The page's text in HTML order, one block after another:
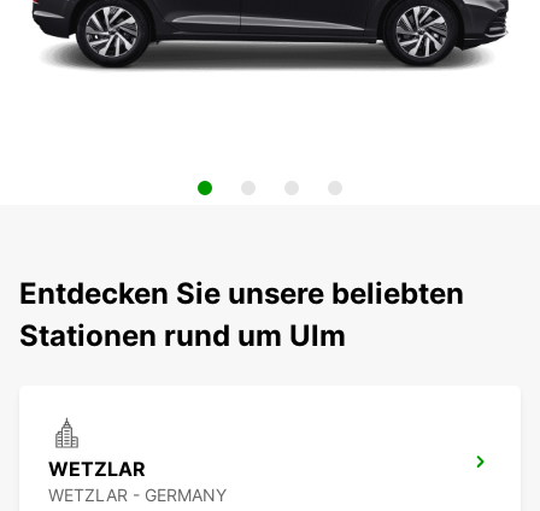
Entdecken Sie unsere beliebten
Stationen rund um Ulm
WETZLAR
WETZLAR - GERMANY